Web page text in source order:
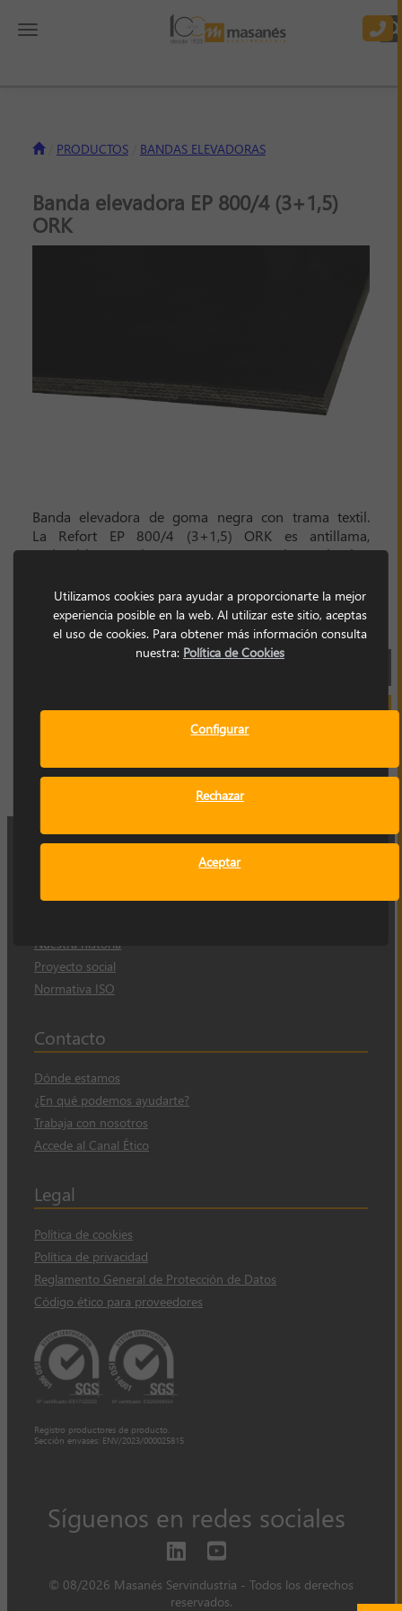
Toggle navigation
PRODUCTOS BANDAS ELEVADORAS
Banda elevadora EP 800/4 (3+1,5)
ORK
Banda elevadora de goma negra con trama textil.
La Refort EP 800/4 (3+1,5) ORK es antillama,
antiestática y resistente a grasas y aceites animales,
zonas clasificadas ATEX. Se trata de una banda NBR,
altamente resistente a los aceites.
SOLICITAR INFORMACIÓN
Nuestra historia
Proyecto social
Normativa ISO
Contacto
Dónde estamos
¿En qué podemos ayudarte?
Trabaja con nosotros
Accede al Canal Ético
Legal
Política de cookies
Política de privacidad
Reglamento General de Protección de Datos
Código ético para proveedores
Registro productores de producto.
Sección envases: ENV/2023/000025815
Síguenos en redes sociales
© 08/2026 Masanés Servindustria - Todos los derechos
reservados.
Utilizamos cookies para ayudar a proporcionarte la mejor
experiencia posible en la web. Al utilizar este sitio, aceptas
el uso de cookies. Para obtener más información consulta
nuestra: Política de Cookies
Configurar
Rechazar
Aceptar